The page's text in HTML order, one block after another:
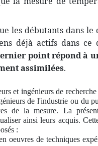
les débutants dans le
déjà actifs dans ce
point répond à
assimilées.
et ingénieurs de
de l'industrie ou du
de la mesure. La
ainsi leurs acquis.
:
oeuvres de techniques